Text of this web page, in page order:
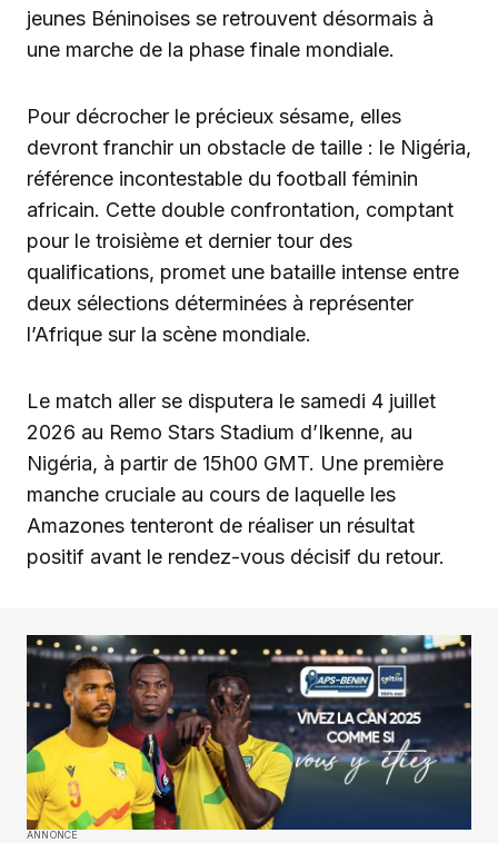
jeunes Béninoises se retrouvent désormais à
une marche de la phase finale mondiale.
Pour décrocher le précieux sésame, elles
devront franchir un obstacle de taille : le Nigéria,
référence incontestable du football féminin
africain. Cette double confrontation, comptant
pour le troisième et dernier tour des
qualifications, promet une bataille intense entre
deux sélections déterminées à représenter
l’Afrique sur la scène mondiale.
Le match aller se disputera le samedi 4 juillet
2026 au Remo Stars Stadium d’Ikenne, au
Nigéria, à partir de 15h00 GMT. Une première
manche cruciale au cours de laquelle les
Amazones tenteront de réaliser un résultat
positif avant le rendez-vous décisif du retour.
ANNONCE